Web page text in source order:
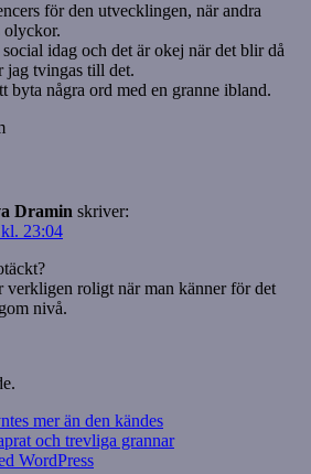
för den utvecklingen, när andra
olyckor.
idag och det är okej när det blir då
jag tvingas till det.
byta några ord med en granne ibland.
Dramin skriver:
23:04
verkligen roligt när man känner för det
nivå.
mer än den kändes
och trevliga grannar
WordPress